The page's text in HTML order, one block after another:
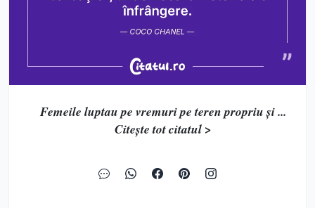
Femeile luptau pe vremuri pe teren propriu şi ...
Citește tot citatul >